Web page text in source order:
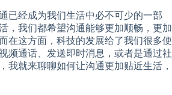
已经成为我们生活中必不可少的一部
，我们都希望沟通能够更加顺畅，更加
在这方面，科技的发展给了我们很多便
频通话、发送即时消息，或者是通过社
我就来聊聊如何让沟通更加贴近生活，